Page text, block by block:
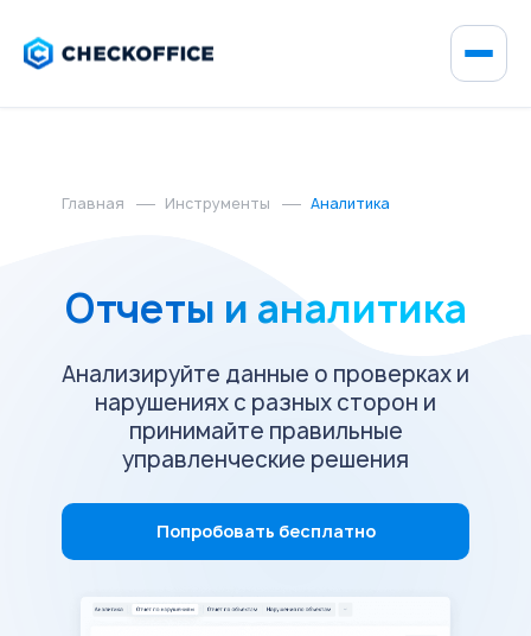
Главная Инструменты Аналитика
Отчеты и аналитика
Анализируйте данные о проверках и
нарушениях с разных сторон и
принимайте правильные
управленческие решения
Попробовать бесплатно